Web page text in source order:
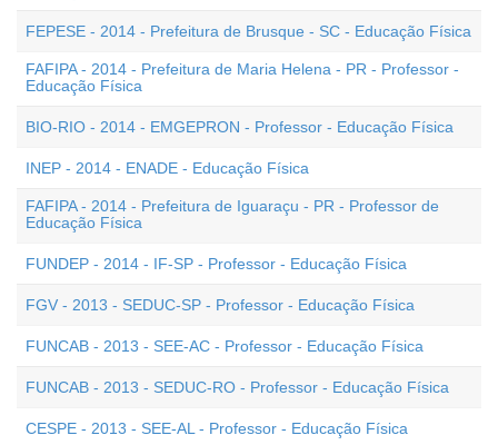
FEPESE - 2014 - Prefeitura de Brusque - SC - Educação Física
FAFIPA - 2014 - Prefeitura de Maria Helena - PR - Professor -
Educação Física
BIO-RIO - 2014 - EMGEPRON - Professor - Educação Física
INEP - 2014 - ENADE - Educação Física
FAFIPA - 2014 - Prefeitura de Iguaraçu - PR - Professor de
Educação Física
FUNDEP - 2014 - IF-SP - Professor - Educação Física
FGV - 2013 - SEDUC-SP - Professor - Educação Física
FUNCAB - 2013 - SEE-AC - Professor - Educação Física
FUNCAB - 2013 - SEDUC-RO - Professor - Educação Física
CESPE - 2013 - SEE-AL - Professor - Educação Física